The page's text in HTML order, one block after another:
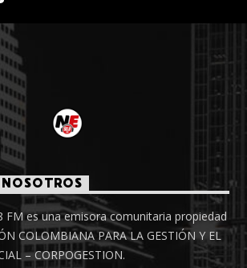
FM es una emisora comunitaria propiedad
COLOMBIANA PARA LA GESTIÓN Y EL
– CORPOGESTION.